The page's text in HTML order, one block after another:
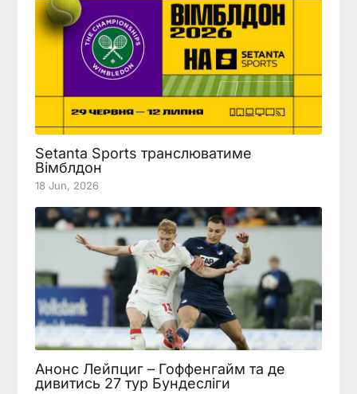
Setanta Sports транслюватиме
Вімблдон
18 Jun, 2026
Анонс Лейпциг – Гоффенгайм та де
дивитись 27 тур Бундесліги